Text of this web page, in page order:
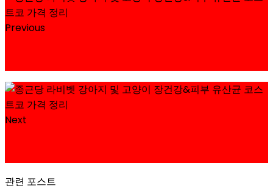
Previous
Next
관련 포스트